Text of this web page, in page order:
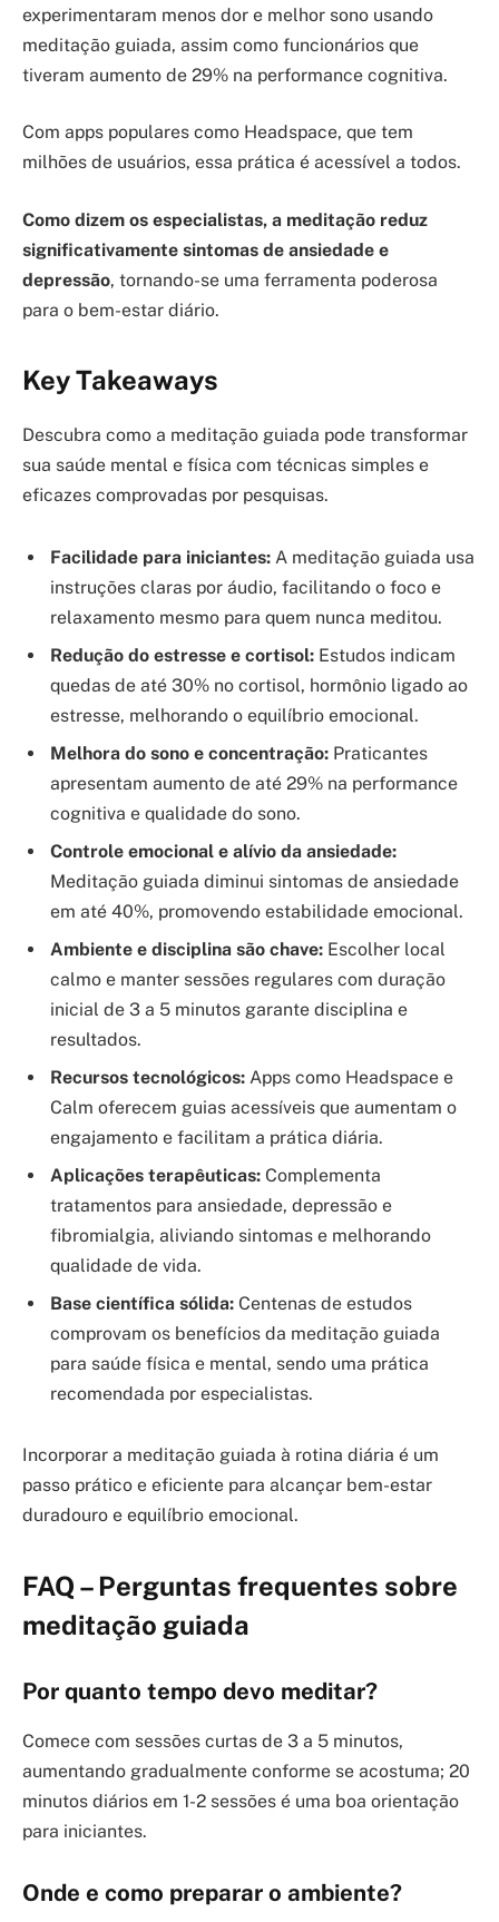
experimentaram menos dor e melhor sono usando
meditação guiada, assim como funcionários que
tiveram aumento de 29% na performance cognitiva.
Com apps populares como Headspace, que tem
milhões de usuários, essa prática é acessível a todos.
Como dizem os especialistas, a meditação reduz
significativamente sintomas de ansiedade e
depressão, tornando-se uma ferramenta poderosa
para o bem-estar diário.
Key Takeaways
Descubra como a meditação guiada pode transformar
sua saúde mental e física com técnicas simples e
eficazes comprovadas por pesquisas.
Facilidade para iniciantes: A meditação guiada usa
instruções claras por áudio, facilitando o foco e
relaxamento mesmo para quem nunca meditou.
Redução do estresse e cortisol: Estudos indicam
quedas de até 30% no cortisol, hormônio ligado ao
estresse, melhorando o equilíbrio emocional.
Melhora do sono e concentração: Praticantes
apresentam aumento de até 29% na performance
cognitiva e qualidade do sono.
Controle emocional e alívio da ansiedade:
Meditação guiada diminui sintomas de ansiedade
em até 40%, promovendo estabilidade emocional.
Ambiente e disciplina são chave: Escolher local
calmo e manter sessões regulares com duração
inicial de 3 a 5 minutos garante disciplina e
resultados.
Recursos tecnológicos: Apps como Headspace e
Calm oferecem guias acessíveis que aumentam o
engajamento e facilitam a prática diária.
Aplicações terapêuticas: Complementa
tratamentos para ansiedade, depressão e
fibromialgia, aliviando sintomas e melhorando
qualidade de vida.
Base científica sólida: Centenas de estudos
comprovam os benefícios da meditação guiada
para saúde física e mental, sendo uma prática
recomendada por especialistas.
Incorporar a meditação guiada à rotina diária é um
passo prático e eficiente para alcançar bem-estar
duradouro e equilíbrio emocional.
FAQ – Perguntas frequentes sobre
meditação guiada
Por quanto tempo devo meditar?
Comece com sessões curtas de 3 a 5 minutos,
aumentando gradualmente conforme se acostuma; 20
minutos diários em 1-2 sessões é uma boa orientação
para iniciantes.
Onde e como preparar o ambiente?